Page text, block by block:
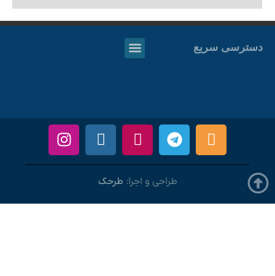
دسترسی سریع
طراحی و اجرا: طرحک